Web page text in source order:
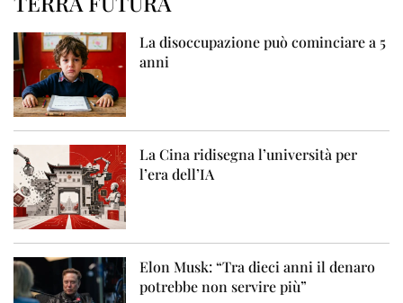
La disoccupazione può cominciare a 5
anni
La Cina ridisegna l’università per
l’era dell’IA
Elon Musk: “Tra dieci anni il denaro
potrebbe non servire più”